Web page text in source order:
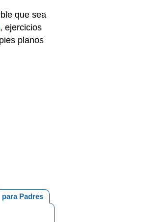
que sea
, ejercicios
planos
para Padres